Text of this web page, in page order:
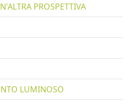
PROSPETTIVA
LUMINOSO